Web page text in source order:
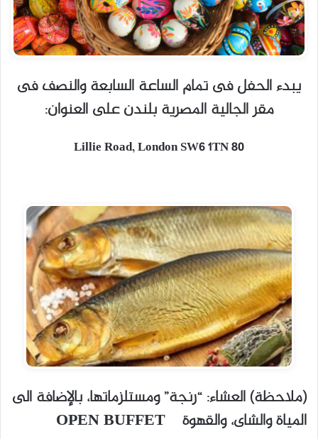
يبدء الحفل فى تمام الساعة السابعة والنصف فى
مقر الجالية المصرية بلندن على العنوان:
80 Lillie Road, London SW6 1TN
(ملاحظة) العشاء: “رنجة” ومستلزماتها، بالإضافة الى
المياة والشاى، والقهوة OPEN BUFFET